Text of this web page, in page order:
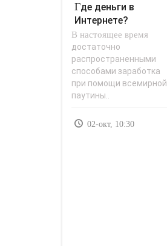
Где деньги в
Интернете?
Бюджетные
автоматы -
«Заработок в..
В настоящее время
достаточно
распространенными
способами заработка
при помощи всемирной
паутины..
02-окт, 10:30